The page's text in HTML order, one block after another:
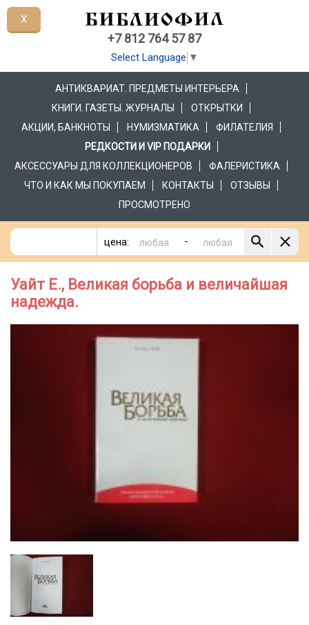
+7 812 764 57 87
Select Language ▼
АНТИКВАРИАТ. ПРЕДМЕТЫ ИНТЕРЬЕРА
КНИГИ. ГАЗЕТЫ. ЖУРНАЛЫ
ОТКРЫТКИ
АКЦИИ, БАНКНОТЫ
НУМИЗМАТИКА
ФИЛАТЕЛИЯ
РЕДКОСТИ И VIP ПОДАРКИ
АКСЕССУАРЫ ДЛЯ КОЛЛЕКЦИОНЕРОВ
ФАЛЕРИСТИКА
ЧТО И КАК МЫ ПОКУПАЕМ
КОНТАКТЫ
ОТЗЫВЫ
ПРОСМОТРЕНО
цена: -
Уайт Е., Великая борьба и величайшая
надежда.
X